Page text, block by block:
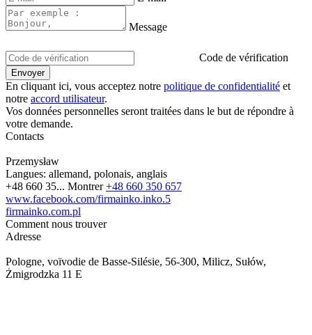
Message
Code de vérification
En cliquant ici, vous acceptez notre politique de confidentialité et
notre accord utilisateur.
Vos données personnelles seront traitées dans le but de répondre à
votre demande.
Contacts
Przemysław
Langues: allemand, polonais, anglais
+48 660 35... Montrer+48 660 350 657
www.facebook.com/firmainko.inko.5
firmainko.com.pl
Comment nous trouver
Adresse
Pologne, voïvodie de Basse-Silésie, 56-300, Milicz, Sułów,
Żmigrodzka 11 E